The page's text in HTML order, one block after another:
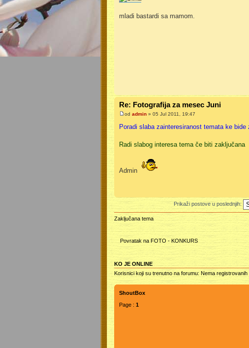
mladi bastardi sa mamom.
Re: Fotografija za mesec Juni
od admin» 05 Jul 2011, 19:47
Poradi slaba zainteresiranost temata ke bide
Radi slabog interesa tema če biti zaključana
Admin
Prikaži postove u poslednjih:
Zaključana tema
Povratak na FOTO - KONKURS
KO JE ONLINE
Korisnici koji su trenutno na forumu: Nema
ShoutBox
Page : 1